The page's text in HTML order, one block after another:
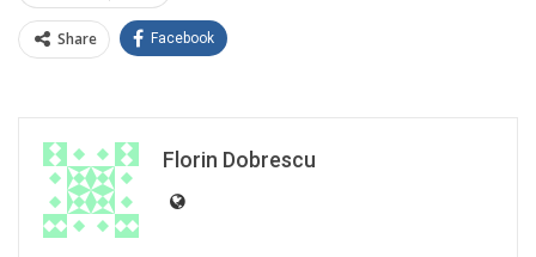
Share Facebook
Florin Dobrescu